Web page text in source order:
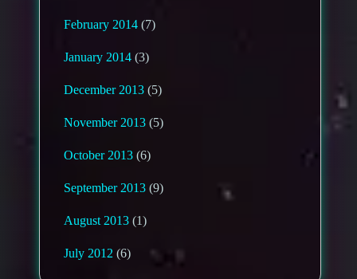
February 2014 (7)
January 2014 (3)
December 2013 (5)
November 2013 (5)
October 2013 (6)
September 2013 (9)
August 2013 (1)
July 2012 (6)